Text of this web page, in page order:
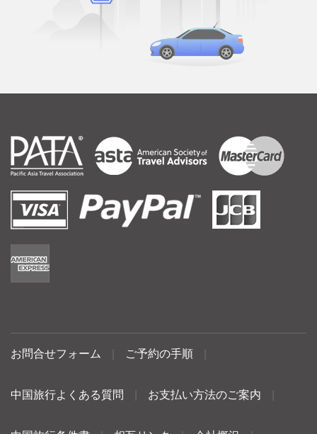
お問合せフォーム ご予約の手順
中国旅行よくある質問 お支払い方法のご案内